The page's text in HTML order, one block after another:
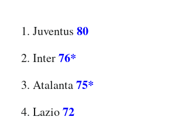
Juventus 80
Inter76*
Atalanta75*
Lazio72